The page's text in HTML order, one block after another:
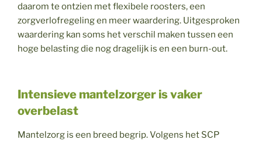
daarom te ontzien met flexibele roosters, een
zorgverlofregeling en meer waardering. Uitgesproken
waardering kan soms het verschil maken tussen een
hoge belasting die nog dragelijk is en een burn-out.
Intensieve mantelzorger is vaker
overbelast
Mantelzorg is een breed begrip. Volgens het SCP